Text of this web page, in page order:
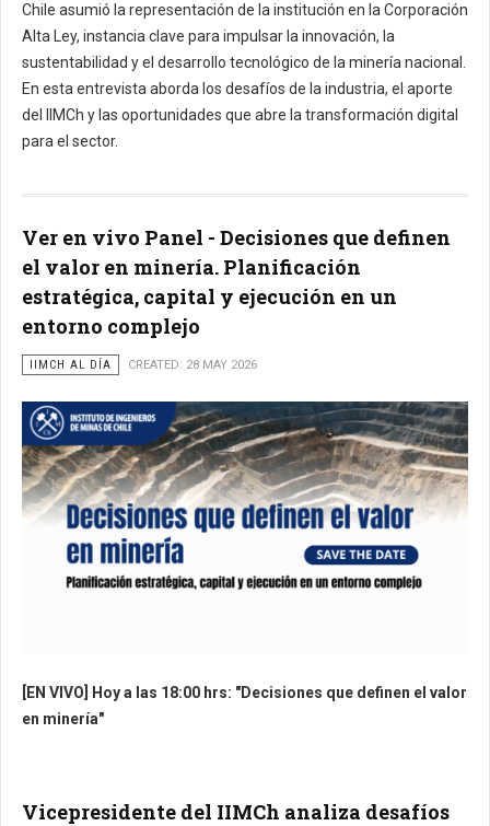
Chile asumió la representación de la institución en la Corporación
Alta Ley, instancia clave para impulsar la innovación, la
sustentabilidad y el desarrollo tecnológico de la minería nacional.
En esta entrevista aborda los desafíos de la industria, el aporte
del IIMCh y las oportunidades que abre la transformación digital
para el sector.
Ver en vivo Panel - Decisiones que definen
el valor en minería. Planificación
estratégica, capital y ejecución en un
entorno complejo
IIMCH AL DÍA CREATED: 28 MAY 2026
[EN VIVO] Hoy a las 18:00 hrs: "Decisiones que definen el valor
en minería"
Vicepresidente del IIMCh analiza desafíos